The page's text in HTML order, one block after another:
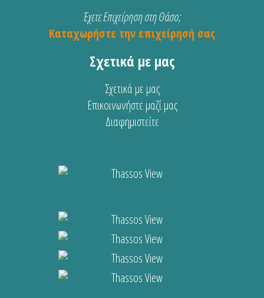
Έχετε Επιχείρηση στη Θάσο;
Καταχωρήστε την επιχείρησή σας
Σχετικά με μας
Σχετικά με μας
Επικοινωνήστε μαζί μας
Διαφημιστείτε